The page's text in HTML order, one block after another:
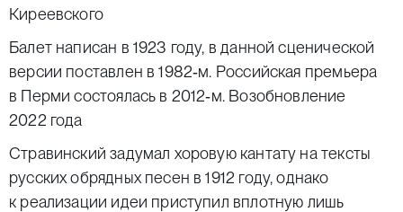
Киреевского
Балет написан в 1923 году, в данной сценической
версии поставлен в 1982‑м. Российская премьера
в Перми состоялась в 2012‑м. Возобновление
2022 года
Стравинский задумал хоровую кантату на тексты
русских обрядных песен в 1912 году, однако
к реализации идеи приступил вплотную лишь